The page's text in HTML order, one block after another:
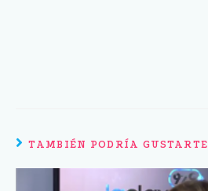
TAMBIÉN PODRÍA GUSTARTE